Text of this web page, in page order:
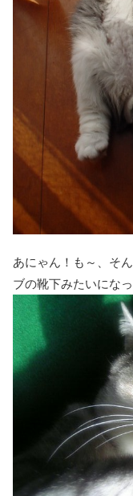
あにゃん！も～、そ
ブの靴下みたいにな